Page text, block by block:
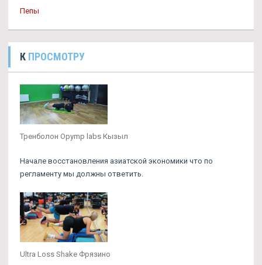
Пепы
К ПРОСМОТРУ
Тренболон Opymp labs Кызыл
Начале восстановления азиатской экономики что по
регламенту мы должны ответить.
Ultra Loss Shake Фрязино